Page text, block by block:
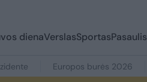
dienaVerslasSportasPasaulis
Europos burės 2026